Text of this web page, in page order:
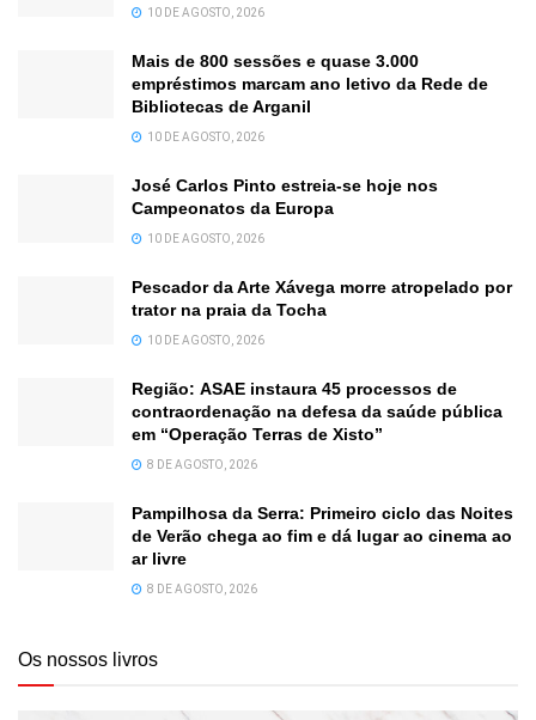
10 DE AGOSTO, 2026
Mais de 800 sessões e quase 3.000
empréstimos marcam ano letivo da Rede de
Bibliotecas de Arganil
10 DE AGOSTO, 2026
José Carlos Pinto estreia-se hoje nos
Campeonatos da Europa
10 DE AGOSTO, 2026
Pescador da Arte Xávega morre atropelado por
trator na praia da Tocha
10 DE AGOSTO, 2026
Região: ASAE instaura 45 processos de
contraordenação na defesa da saúde pública
em “Operação Terras de Xisto”
8 DE AGOSTO, 2026
Pampilhosa da Serra: Primeiro ciclo das Noites
de Verão chega ao fim e dá lugar ao cinema ao
ar livre
8 DE AGOSTO, 2026
Os nossos livros